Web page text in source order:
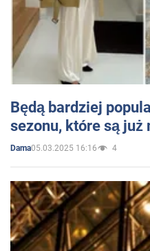
Będą bardziej
sezonu, które są
Dama05.03.2025 16:16 4